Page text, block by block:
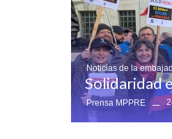
Noticias de la
Solidaridad
Prensa MPPRE